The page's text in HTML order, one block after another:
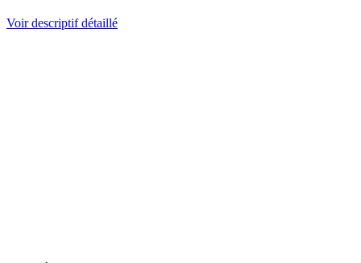
Voir descriptif détaillé